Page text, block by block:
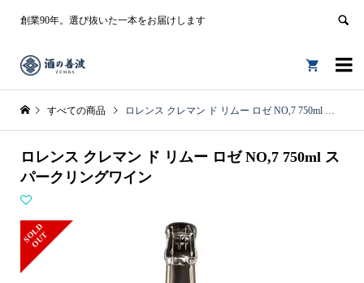
創業90年。選び抜いた一本をお届けします


すべての商品 ロレンス クレマン ド リムー ロゼ NO,7 750ml スパークリングワイン
ロレンス クレマン ド リムー ロゼ NO,7 750ml ス
パークリングワイン
S
O
L
D
O
U
T